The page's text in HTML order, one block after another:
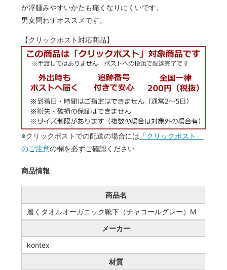
が浮腫みやすいかたも痛くなりにくいです。
男女問わずオススメです。
【クリックポスト対応商品】
※クリックポストでの配送の場合には 「クリックポスト」
のご注意の欄を必ずご確認ください
商品情報
商品名
履くタオルオーガニック靴下（チャコールグレー）M
メーカー
kontex
材質